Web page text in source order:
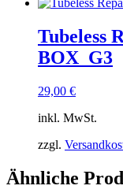
Tubeless
BOX_G3
29,00 €
inkl. MwSt.
zzgl.
Ähnliche